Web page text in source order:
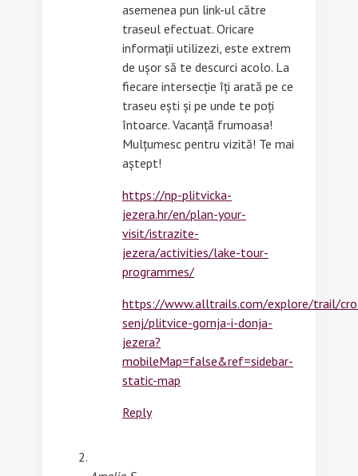
asemenea pun link-ul către
traseul efectuat. Oricare
informații utilizezi, este extrem
de ușor să te descurci acolo. La
fiecare intersecție îți arată pe ce
traseu ești și pe unde te poți
întoarce. Vacanță frumoasa!
Mulțumesc pentru vizită! Te mai
aștept!
https://np-plitvicka-
jezera.hr/en/plan-your-
visit/istrazite-
jezera/activities/lake-tour-
programmes/
https://www.alltrails.com/explore/trail/
senj/plitvice-gornja-i-donja-
jezera?
mobileMap=false&ref=sidebar-
static-map
Reply